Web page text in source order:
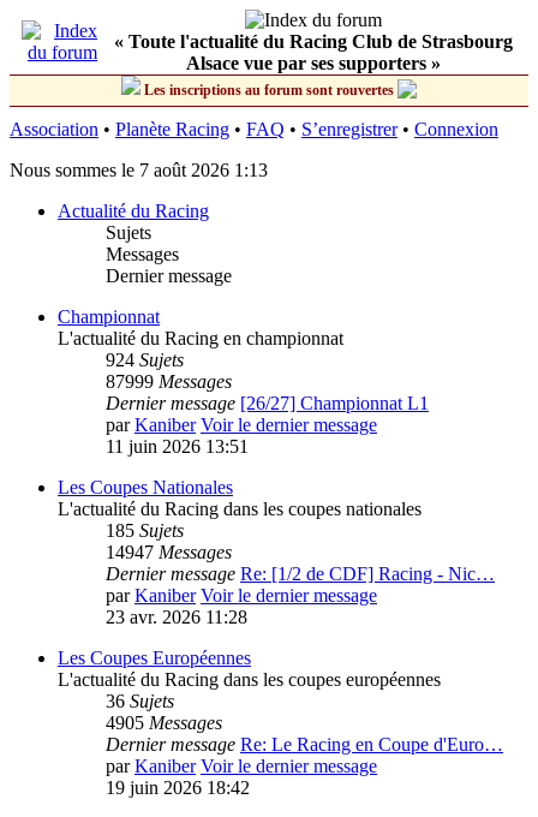
« Toute l'actualité du Racing Club de Strasbourg
Alsace vue par ses supporters »
Les inscriptions au forum sont rouvertes
Association • Planète Racing • FAQ • S’enregistrer• Connexion
Nous sommes le 7 août 2026 1:13
Actualité du Racing
Sujets
Messages
Dernier message
Championnat
L'actualité du Racing en championnat
924 Sujets
87999 Messages
Dernier message [26/27] Championnat L1
parKaniber Voir le dernier message
11 juin 2026 13:51
Les Coupes Nationales
L'actualité du Racing dans les coupes nationales
185 Sujets
14947 Messages
Dernier message Re: [1/2 de CDF] Racing - Nic…
parKaniber Voir le dernier message
23 avr. 2026 11:28
Les Coupes Européennes
L'actualité du Racing dans les coupes européennes
36 Sujets
4905 Messages
Dernier message Re: Le Racing en Coupe d'Euro…
parKaniber Voir le dernier message
19 juin 2026 18:42